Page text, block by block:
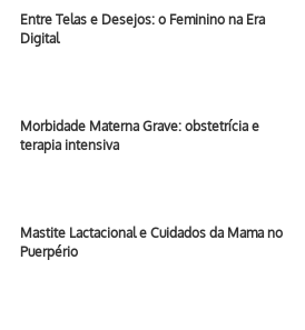
Entre Telas e Desejos: o Feminino na Era
Digital
Morbidade Materna Grave: obstetrícia e
terapia intensiva
Mastite Lactacional e Cuidados da Mama no
Puerpério